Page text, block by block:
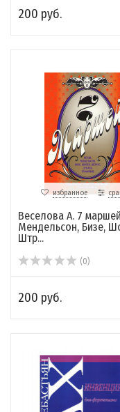
200 руб.
избранное
Веселова А. 7
Мендельсон, Бизе,
Штр...
(0)
200 руб.